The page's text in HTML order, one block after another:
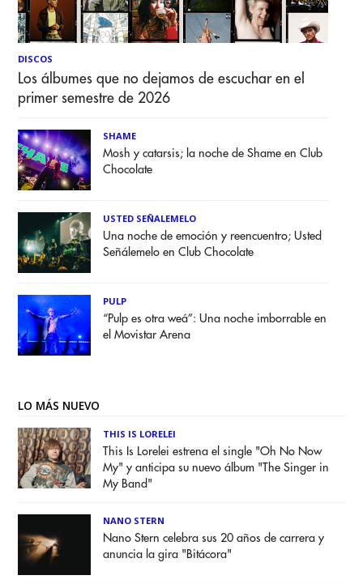
DISCOS
Los álbumes que no dejamos de escuchar en el
primer semestre de 2026
SHAME
Mosh y catarsis; la noche de Shame en Club
Chocolate
USTED SEÑALEMELO
Una noche de emoción y reencuentro; Usted
Señálemelo en Club Chocolate
PULP
“Pulp es otra weá”: Una noche imborrable en
el Movistar Arena
LO MÁS NUEVO
THIS IS LORELEI
This Is Lorelei estrena el single "Oh No Now
My" y anticipa su nuevo álbum "The Singer in
My Band"
NANO STERN
Nano Stern celebra sus 20 años de carrera y
anuncia la gira "Bitácora"